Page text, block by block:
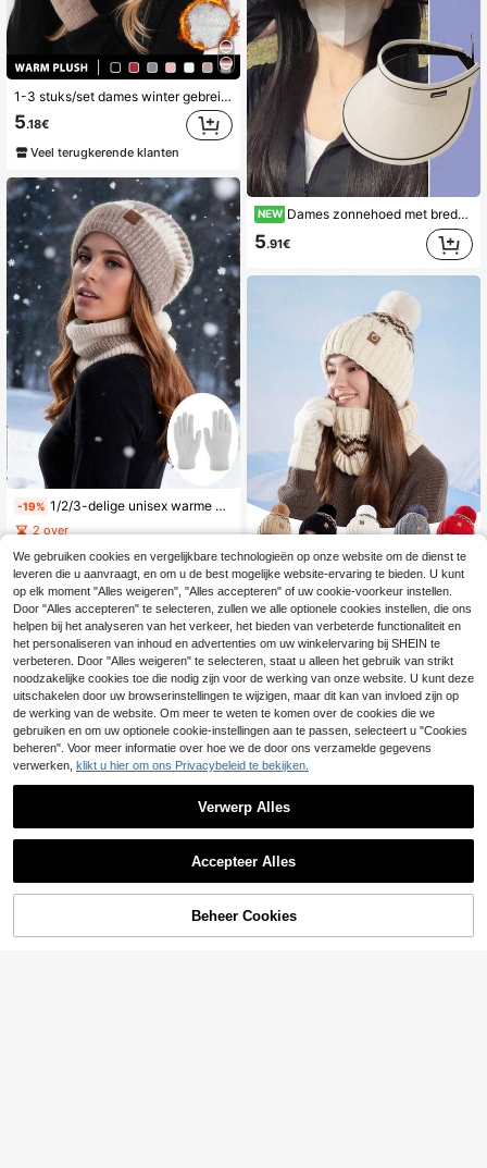
1-3 stuks/set dames winter gebreide dubbellaagse thermisch gevoerde dikke muts, nekwarmer, touchscreen handschoenen set, muts met imitatiebont pompon, warme set voor koud weer, geschikt voor dagelijks gebruik
5.18€
Veel terugkerende klanten
-19% 1/2/3-delige unisex warme gebreide muts en sjaal set, thermisch gevoerde beanie, geschikt voor dagelijks gebruik, fietsen, winddicht, koud weer, schaatsen, skiën, Valentijnscadeau
2 over
6.38€7.92€
NEW Dames zonnehoed met brede rand voor fietsen, ademend gezichtsmasker met UV-bescherming
5.91€
Dames gebreide muts en sjaal, 2-delige set, warme thermisch gevoerde beanie met oorklappen, geschikt voor dagelijks gebruik in de winter, winteraccessoire om je hoofd warm te houden, Valentijnscadeau
2 over
12.48€
TOEVOEGEN AAN WINKELWAGEN
We gebruiken cookies en vergelijkbare technologieën op onze website om de dienst te
leveren die u aanvraagt, en om u de best mogelijke website-ervaring te bieden. U kunt
op elk moment "Alles weigeren", "Alles accepteren" of uw cookie-voorkeur instellen.
Door "Alles accepteren" te selecteren, zullen we alle optionele cookies instellen, die ons
helpen bij het analyseren van het verkeer, het bieden van verbeterde functionaliteit en
het personaliseren van inhoud en advertenties om uw winkelervaring bij SHEIN te
verbeteren. Door "Alles weigeren" te selecteren, staat u alleen het gebruik van strikt
noodzakelijke cookies toe die nodig zijn voor de werking van onze website. U kunt deze
uitschakelen door uw browserinstellingen te wijzigen, maar dit kan van invloed zijn op
de werking van de website. Om meer te weten te komen over de cookies die we
gebruiken en om uw optionele cookie-instellingen aan te passen, selecteert u "Cookies
beheren". Voor meer informatie over hoe we de door ons verzamelde gegevens
verwerken, klikt u hier om ons Privacybeleid te bekijken.
Verwerp Alles
Accepteer Alles
Beheer Cookies